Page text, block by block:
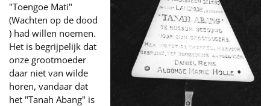
"Toengoe Mati"
(Wachten op de dood
) had willen noemen.
Het is begrijpelijk dat
onze grootmoeder
daar niet van wilde
horen, vandaar dat
het "Tanah Abang" is